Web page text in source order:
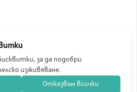
е лицензирана от Изпълнителна
© 2026 ABC Pharmacy
за да подобри
изживяване.
Отказвам всички